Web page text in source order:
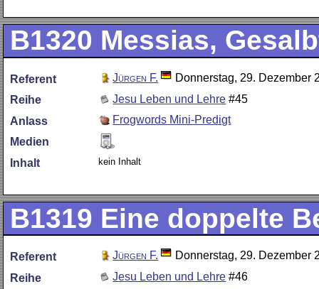
B1320 Messias,
Referent Jürgen F.
Donnerstag, 29. Dezember
Reihe
Jesu Leben und Lehre #45
Anlass
Frogwords Mini-Predigt
Medien
Inhalt
kein Inhalt
B1319 Eine doppelte
Referent Jürgen F.
Donnerstag, 29. Dezember
Reihe
Jesu Leben und Lehre #46